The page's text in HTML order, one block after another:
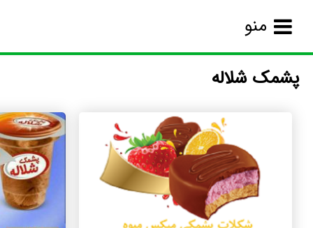
منو
پشمک شلاله